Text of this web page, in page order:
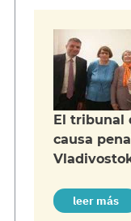
El tribunal
causa
leer más